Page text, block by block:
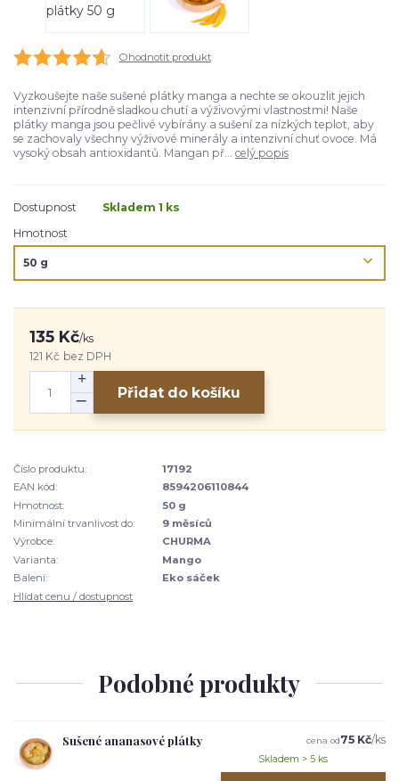
Ohodnotit produkt
Vyzkoušejte naše sušené plátky manga a nechte se okouzlit jejich
intenzivní přírodně sladkou chutí a výživovými vlastnostmi! Naše
plátky manga jsou pečlivé vybírány a sušení za nízkých teplot, aby
se zachovaly všechny výživové minerály a intenzivní chuť ovoce. Má
vysoký obsah antioxidantů. Mangan př... celý popis
Dostupnost
Skladem 1 ks
Hmotnost
135 Kč/ks
121 Kč bez DPH
Přidat do košíku
Číslo produktu:
17192
EAN kód:
8594206110844
Hmotnost:
50 g
Minimální trvanlivost do:
9 měsíců
Výrobce:
CHURMA
Varianta:
Mango
Balení:
Eko sáček
Hlídat cenu / dostupnost
Podobné produkty
Sušené ananasové plátky cena od75 Kč/ks
Skladem > 5 ks